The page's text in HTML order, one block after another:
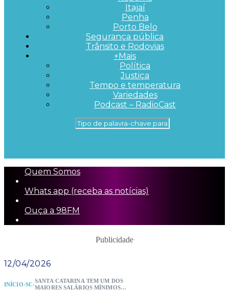
Itajaí
Penha
Porto Belo
Segurança pública
Trânsito e Rodovias
+Mais
Política
Justiça
Tempo e temperatura
Variedades
Podcast – RadioCast
Quem Somos
Whats app (receba as notícias)
Ouça a 98FM
Publicidade
12/04/2026
INÍCIO›SC›
SANTA CATARINA TEM UM DOS
MAIORES SALÁRIOS MÍNIMOS